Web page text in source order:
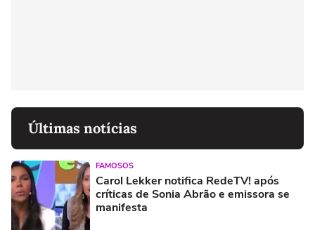
Últimas notícias
FAMOSOS
Carol Lekker notifica RedeTV! após
críticas de Sonia Abrão e emissora se
manifesta